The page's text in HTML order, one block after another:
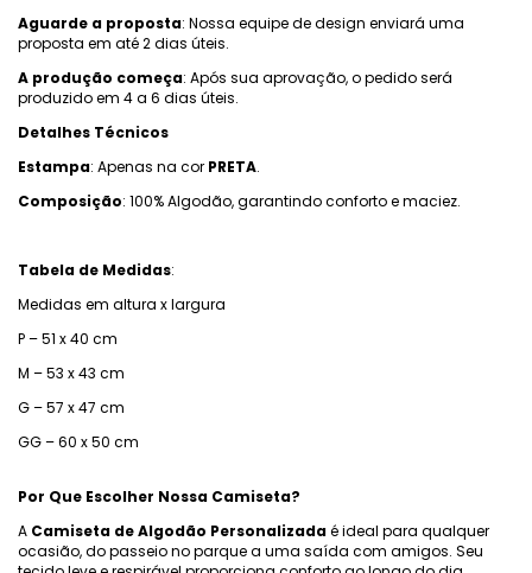
Aguarde a proposta: Nossa equipe de design enviará uma
proposta em até 2 dias úteis.
A produção começa: Após sua aprovação, o pedido será
produzido em 4 a 6 dias úteis.
Detalhes Técnicos
Estampa: Apenas na cor PRETA.
Composição: 100% Algodão, garantindo conforto e maciez.
Tabela de Medidas:
Medidas em altura x largura
P – 51 x 40 cm
M – 53 x 43 cm
G – 57 x 47 cm
GG – 60 x 50 cm
Por Que Escolher Nossa Camiseta?
A Camiseta de Algodão Personalizadaé ideal para qualquer
ocasião, do passeio no parque a uma saída com amigos. Seu